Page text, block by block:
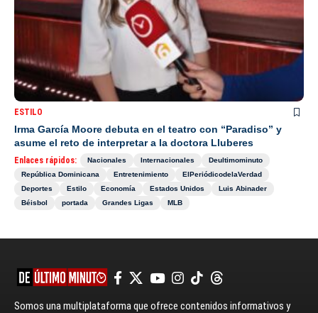
ESTILO
Irma García Moore debuta en el teatro con “Paradiso” y
asume el reto de interpretar a la doctora Lluberes
Enlaces rápidos: Nacionales Internacionales
Deultimominuto
República Dominicana
Entretenimiento
ElPeriódicodelaVerdad
Deportes
Estilo Economía Estados Unidos
Luis Abinader
Béisbol
portada Grandes Ligas MLB
Somos una multiplataforma que ofrece contenidos informativos y